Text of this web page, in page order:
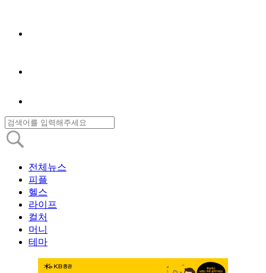
전체뉴스
피플
헬스
라이프
컬처
머니
테마